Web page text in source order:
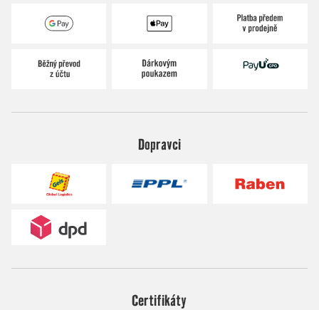
Dopravci
Certifikáty